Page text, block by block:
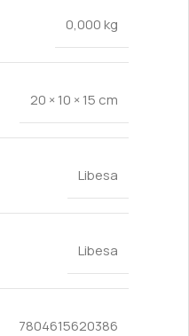
0,000 kg
20 × 10 × 15 cm
Libesa
Libesa
7804615620386